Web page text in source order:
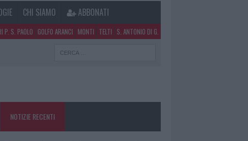
CHI SIAMO ABBONATI
P. S. PAOLO GOLFO ARANCI MONTI TELTI S. ANTONIO DI G.
NOTIZIE RECENTI